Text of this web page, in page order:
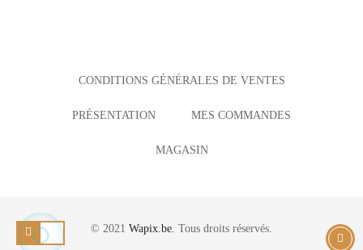
CONDITIONS GÉNÉRALES DE VENTES
PRÉSENTATION MES COMMANDES
MAGASIN
© 2021 Wapix.be . Tous droits réservés.